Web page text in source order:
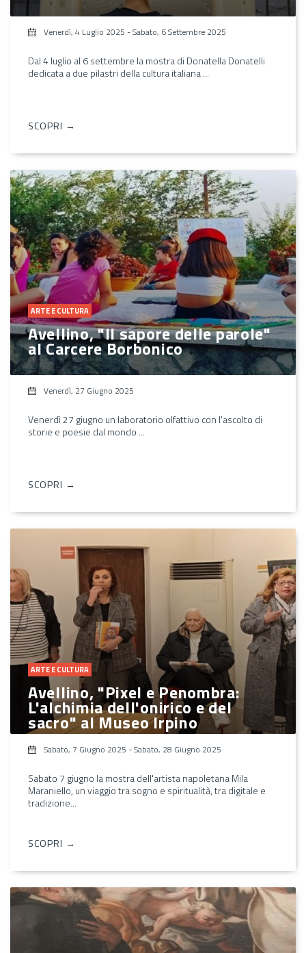
Venerdì, 4 Luglio 2025 -Sabato, 6 Settembre 2025
Dal 4 luglio al 6 settembre la mostra di Donatella Donatelli
dedicata a due pilastri della cultura italiana ...
SCOPRI →
ARTE E CULTURA
Avellino, "Il sapore delle parole"
al Carcere Borbonico
Venerdì, 27 Giugno 2025
Venerdì 27 giugno un laboratorio olfattivo con l'ascolto di
storie e poesie dal mondo ...
SCOPRI →
ARTE E CULTURA
Avellino, "Pixel e Penombra:
L'alchimia dell'onirico e del
sacro" al Museo Irpino
Sabato, 7 Giugno 2025 -Sabato, 28 Giugno 2025
Sabato 7 giugno la mostra dell'artista napoletana Mila
Maraniello, un viaggio tra sogno e spiritualità, tra digitale e
tradizione...
SCOPRI →